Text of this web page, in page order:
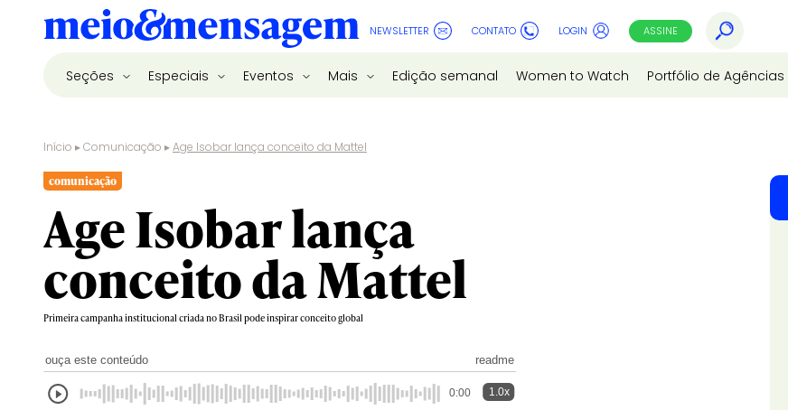
NEWSLETTER CONTATO LOGIN ASSINE
Seções Especiais Eventos Mais Edição semanal Women to Watch Portfólio de Agências
Início ▸Comunicação ▸Age Isobar lança conceito da Mattel
comunicação
Age Isobar lança
conceito da Mattel
Primeira campanha institucional criada no Brasil pode inspirar conceito global
ouça este conteúdo readme
0:00 1.0x